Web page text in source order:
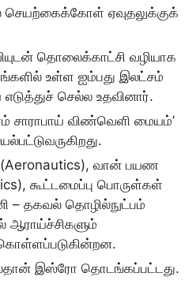
செயற்கைக்கோள் ஏவுதலுக்குக்
தொலைக்காட்சி வழியாக
உள்ள ஐம்பது இலட்சம்
செல்ல உதவினார்.
சாராபாய் விண்வெளி மையம்’
(Aeronautics), வான் பயண
கூட்டமைப்பு பொருள்கள்
– தகவல் தொழில்நுட்பம்
ஆராய்ச்சிகளும்
இஸ்ரோ தொடங்கப்பட்டது.